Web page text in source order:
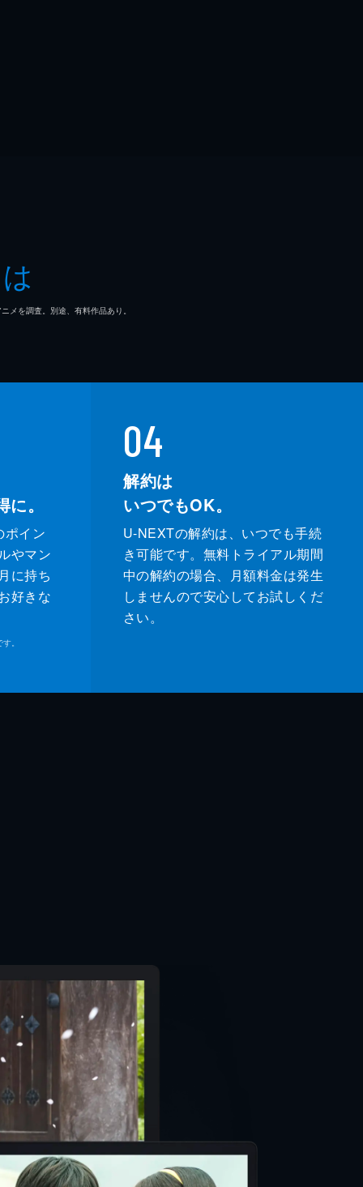
を調査。別途、有料作品あり。
。
ポイン
やマン
に持ち
好きな
。
04
解約は
いつでもOK。
U-NEXTの解約は、いつでも手続
き可能です。無料トライアル期間
中の解約の場合、月額料金は発生
しませんので安心してお試しくだ
さい。